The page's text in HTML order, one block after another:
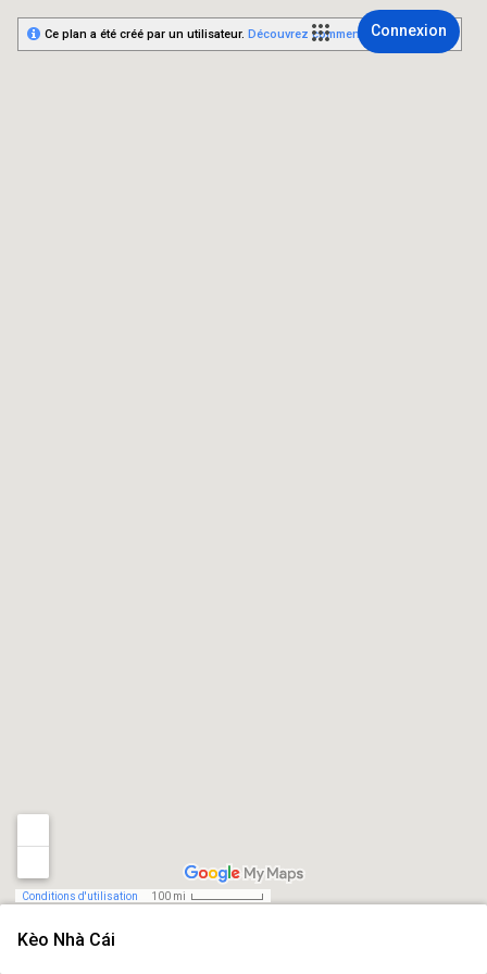
Connexion
Kèo Nhà Cái
Conditions d'utilisation 100 mi
Ce plan a été créé par un utilisateur. Découvrez comment créer le vôtre.